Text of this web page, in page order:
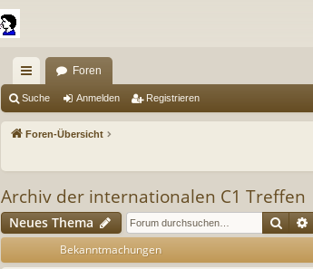
ch
ne
riff
Foren
Suche Anmelden Registrieren
Foren-Übersicht
Archiv der internationalen C1 Treffen
Neues Thema Suche
Bekanntmachungen